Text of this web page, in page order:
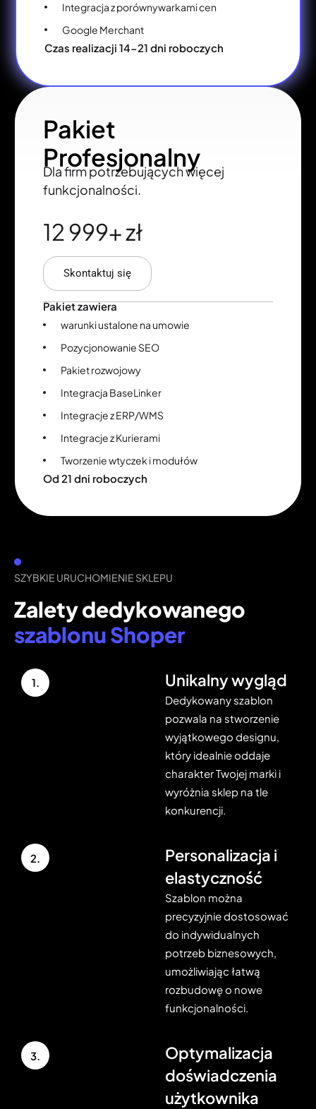
Integracja z porównywarkami cen
Google Merchant
Czas realizacji 14-21 dni roboczych
Pakiet
Profesjonalny
Dla firm potrzebujących więcej
funkcjonalności.
12 999+ zł
Skontaktuj się
Pakiet zawiera
warunki ustalone na umowie
Pozycjonowanie SEO
Pakiet rozwojowy
Integracja BaseLinker
Integracje z ERP/WMS
Integracje z Kurierami
Tworzenie wtyczek i modułów
Od 21 dni roboczych
SZYBKIE URUCHOMIENIE SKLEPU
Zalety dedykowanego
szablonu Shoper
1. Unikalny wygląd
Dedykowany szablon
pozwala na stworzenie
wyjątkowego designu,
który idealnie oddaje
charakter Twojej marki i
wyróżnia sklep na tle
konkurencji.
2.
Personalizacja i
elastyczność
Szablon można
precyzyjnie dostosować
do indywidualnych
potrzeb biznesowych,
umożliwiając łatwą
rozbudowę o nowe
funkcjonalności.
3.
Optymalizacja
doświadczenia
użytkownika